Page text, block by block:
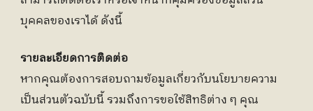
บุคคลของเราได้ ดังนี้
รายละเอียดการติดต่อ
หากคุณต้องการสอบถามข้อมูลเกี่ยวกับนโยบายความ
เป็นส่วนตัวฉบับนี้ รวมถึงการขอใช้สิทธิต่าง ๆ คุณ